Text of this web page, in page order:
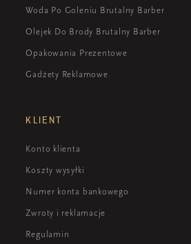
Woda Po Goleniu Brutalny Barber
Olejek Do Brody Brutalny Barber
Opakowania Prezentowe
Gadżety Reklamowe
KLIENT
Konto klienta
Koszty wysyłki
Numer konta bankowego
Zwroty i reklamacje
Regulamin